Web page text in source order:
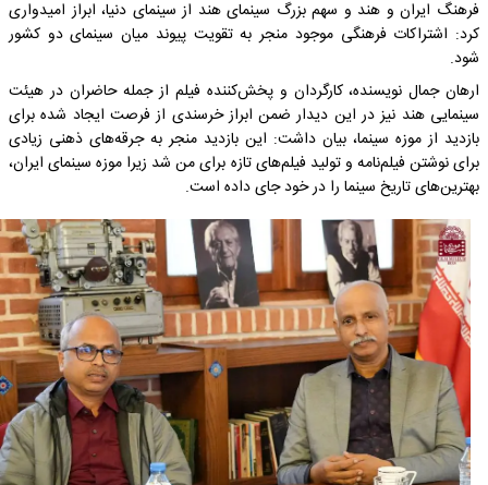
فرهنگ ایران و هند و سهم بزرگ سینمای هند از سینمای دنیا، ابراز امیدواری
کرد: اشتراکات فرهنگی موجود منجر به تقویت پیوند میان سینمای دو کشور
شود.
ارهان جمال نویسنده، کارگردان و پخش‌کننده فیلم از جمله حاضران در هیئت
سینمایی هند نیز در این دیدار ضمن ابراز خرسندی از فرصت ایجاد شده برای
بازدید از موزه سینما، بیان داشت: این بازدید منجر به جرقه‌های ذهنی زیادی
برای نوشتن فیلم‌نامه و تولید فیلم‌های تازه برای من شد زیرا موزه سینمای ایران،
بهترین‌های تاریخ سینما را در خود جای داده است.